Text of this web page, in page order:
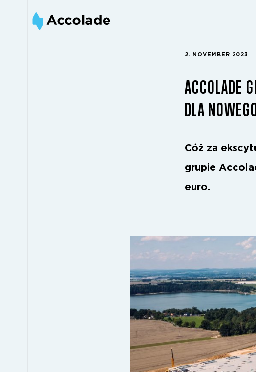
2. NOVEMBER 2023
ACCOLADE
DLA
Cóż za
grupie
euro.